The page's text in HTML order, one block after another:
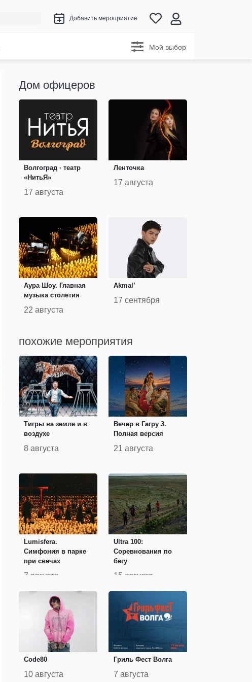
Добавить мероприятие
Мой выбор
Дом офицеров
Волгоград · театр
«НитьЯ»
17 августа
Ленточка
17 августа
Аура Шоу. Главная
музыка столетия
22 августа
Akmal’
17 сентября
похожие мероприятия
Тигры на земле и в
воздухе
8 августа
Вечер в Гагру 3.
Полная версия
21 августа
Lumisfera.
Симфония в парке
при свечах
7 августа
Ultra 100:
Соревнования по
бегу
15 августа
Code80
10 августа
Гриль Фест Волга
7 августа